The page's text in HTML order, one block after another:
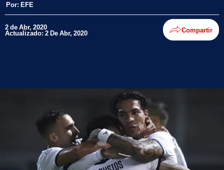
Por: EFE
2 de Abr, 2020
Actualizado: 2 De Abr, 2020 Compartir